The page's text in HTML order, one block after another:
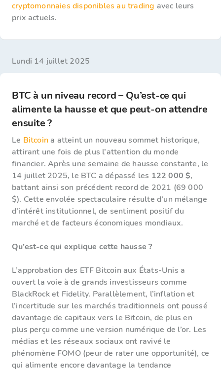
cryptomonnaies disponibles au trading avec leurs
prix actuels.
lundi 14 juillet 2025
BTC à un niveau record – Qu’est-ce qui
alimente la hausse et que peut-on attendre
ensuite ?
Le Bitcoina atteint un nouveau sommet historique,
attirant une fois de plus l’attention du monde
financier. Après une semaine de hausse constante, le
14 juillet 2025, le BTC a dépassé les 122 000 $,
battant ainsi son précédent record de 2021 (69 000
$). Cette envolée spectaculaire résulte d’un mélange
d’intérêt institutionnel, de sentiment positif du
marché et de facteurs économiques mondiaux.
Qu’est-ce qui explique cette hausse ?
L’approbation des ETF Bitcoin aux États-Unis a
ouvert la voie à de grands investisseurs comme
BlackRock et Fidelity. Parallèlement, l’inflation et
l’incertitude sur les marchés traditionnels ont poussé
davantage de capitaux vers le Bitcoin, de plus en
plus perçu comme une version numérique de l’or. Les
médias et les réseaux sociaux ont ravivé le
phénomène FOMO (peur de rater une opportunité), ce
qui alimente encore davantage la tendance